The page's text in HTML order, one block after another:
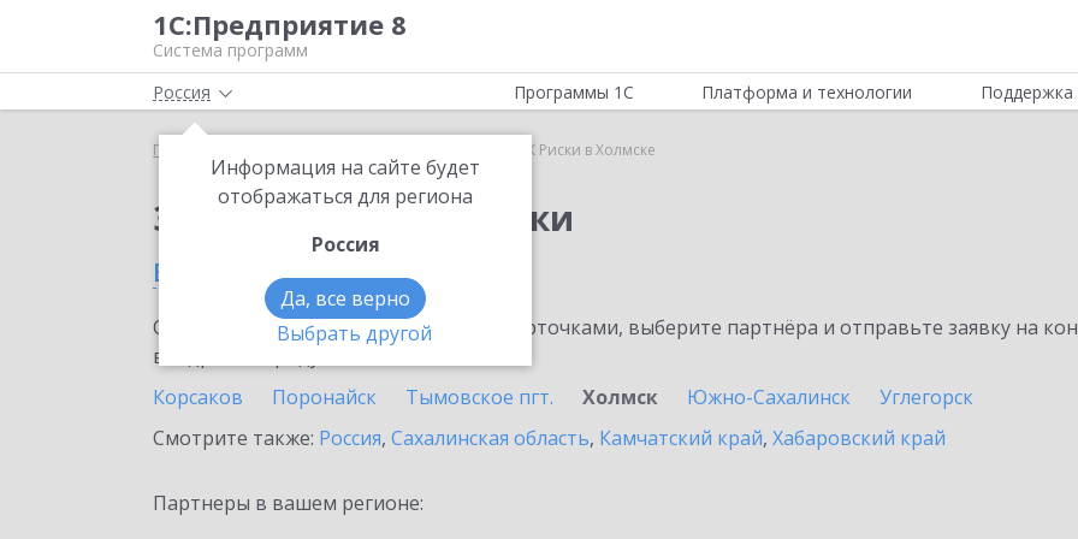
1С:Предприятие 8
Система программ
Россия
Информация на сайте будет
отображаться для региона
Россия
Да, все верно
Выбрать другой
Программы 1С Платформа и технологии Поддержка
Главная 1СПАРК Риски в Холмске
Заказать 1СПАРК Риски
в Холмске
Ознакомьтесь с информационными карточками, выберите партнёра и отправьте заявку на
внедрение продукта.
Корсаков
Поронайск Тымовское пгт. Холмск Южно-Сахалинск
Углегорск
Смотрите также: Россия, Сахалинская область, Камчатский край, Хабаровский край
Партнеры в вашем регионе: